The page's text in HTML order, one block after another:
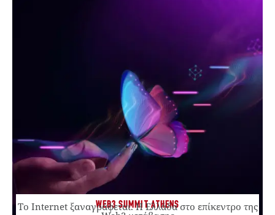
WEB3 SUMMIT ATHENS
Το Internet ξαναγράφεται. Η Ελλάδα στο επίκεντρο της